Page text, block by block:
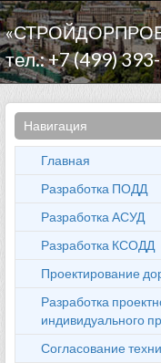
тел.: +7 (499)
Навигация
Главная
Разработка ПОДД
Разработка АСУД
Разработка КСОДД
Проектирование
Разработка
индивидуального
Согласование